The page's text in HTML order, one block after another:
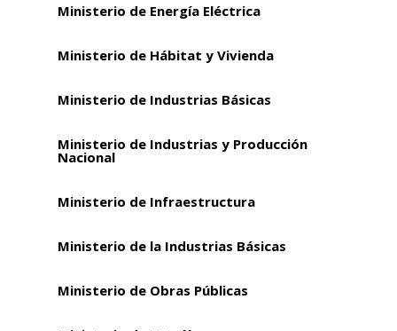
Ministerio de Energía Eléctrica
Ministerio de Hábitat y Vivienda
Ministerio de Industrias Básicas
Ministerio de Industrias y Producción
Nacional
Ministerio de Infraestructura
Ministerio de la Industrias Básicas
Ministerio de Obras Públicas